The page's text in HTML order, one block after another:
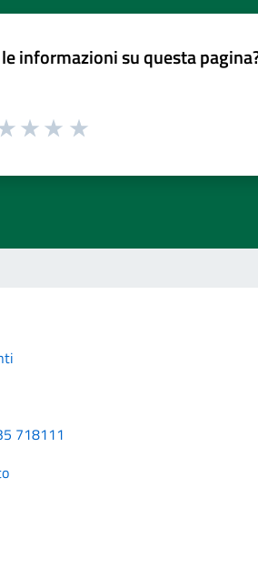
informazioni su questa
718111